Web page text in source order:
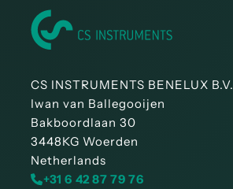
CS INSTRUMENTS BENELUX B.V.
Iwan van Ballegooijen
Bakboordlaan 30
3448KG Woerden
Netherlands
+31 6 42 87 79 76